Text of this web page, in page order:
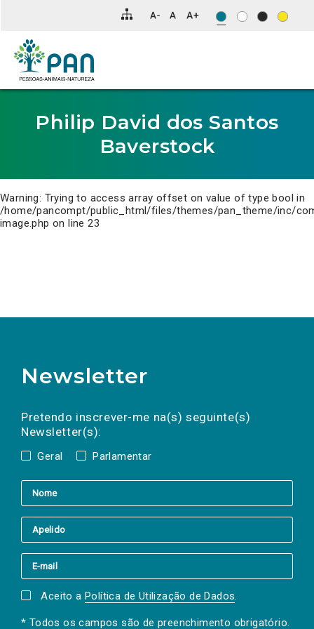
para
conteúdo
principal
da
Philip David dos Santos
Baverstock
Warning: Trying to access array offset on value of type bool in
/home/pancompt/public_html/files/themes/pan_theme/inc/
image.php on line23
Newsletter
Pretendo inscrever-me na(s) seguinte(s)
Newsletter(s):
Geral Parlamentar
a(s) newsletter(s).
mail
Aceito a Política de Utilização de Dados.
* Todos os campos são de preenchimento obrigatório.